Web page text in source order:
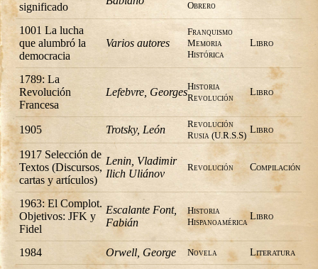
significado
Obrero
1001 La lucha
que alumbró la
democracia
Varios autores
Franquismo
Memoria
Histórica
Libro
1789: La
Revolución
Francesa
Lefebvre, GeorgesHistoria
Revolución
Libro
1905 Trotsky, León
Revolución
Rusia (U.R.S.S)
Libro
1917 Selección de
Textos (Discursos,
cartas y artículos)
Lenin, Vladimir
Ilich Uliánov
Revolución Compilación
1963: El Complot.
Objetivos: JFK y
Fidel
Escalante Font,
Fabián
Historia
Hispanoamérica
Libro
1984 Orwell, George Novela Literatura